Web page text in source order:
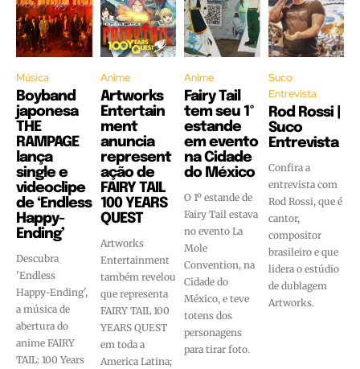
Música
Boyband
japonesa
THE
RAMPAGE
lança
single e
videoclipe
de ‘Endless
Happy-
Ending’
Descubra
'Endless
Happy-Ending',
a música de
abertura do
anime FAIRY
TAIL: 100 Years
Anime
Artworks
Entertain
ment
anuncia
represent
ação de
FAIRY TAIL
100 YEARS
QUEST
Artworks
Entertainment
também revelou
que representa
FAIRY TAIL 100
YEARS QUEST
em toda a
America Latina;
Anime
Fairy Tail
tem seu 1º
estande
em evento
na Cidade
do México
O 1º estande de
Fairy Tail estava
no evento La
Mole
Convention, na
Cidade do
México, e teve
totens dos
personagens
para tirar foto.
Suco
Entrevista
Rod Rossi |
Suco
Entrevista
Confira a
entrevista com
Rod Rossi, que é
cantor,
compositor
brasileiro e que
lidera o estúdio
de dublagem
Artworks.